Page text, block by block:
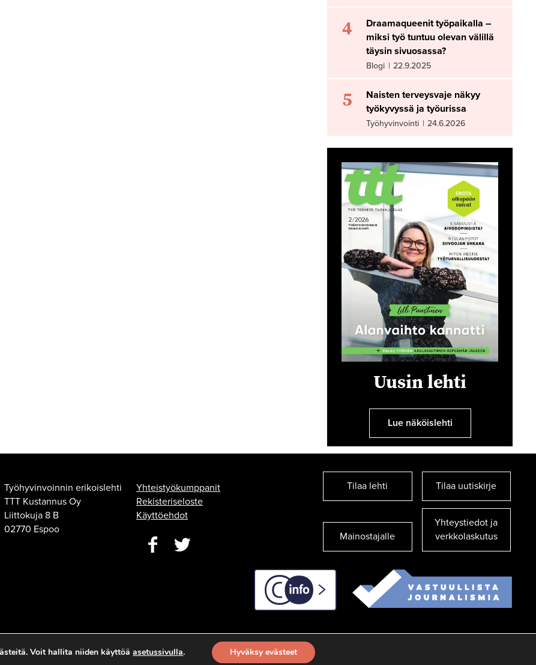
4
Draamaqueenit työpaikalla –
miksi työ tuntuu olevan välillä
täysin sivuosassa?
Blogi | 22.9.2025
5
Naisten terveysvaje näkyy
työkyvyssä ja työurissa
Työhyvinvointi | 24.6.2026
Uusin lehti
Lue näköislehti
Työhyvinvoinnin erikoislehti
TTT Kustannus Oy
Liittokuja 8 B
02770 Espoo
Yhteistyökumppanit
Rekisteriseloste
Käyttöehdot
Tilaa lehti Tilaa uutiskirje
Mainostajalle
Yhteystiedot ja
verkkolaskutus
C-info
Voit hallita niiden käyttöäasetussivulla. Hyväksy evästeet